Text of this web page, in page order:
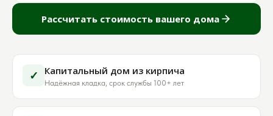
✓ Капитальный дом из кирпича
Надёжная кладка, срок службы 100+ лет
Рассчитать стоимость вашего дома